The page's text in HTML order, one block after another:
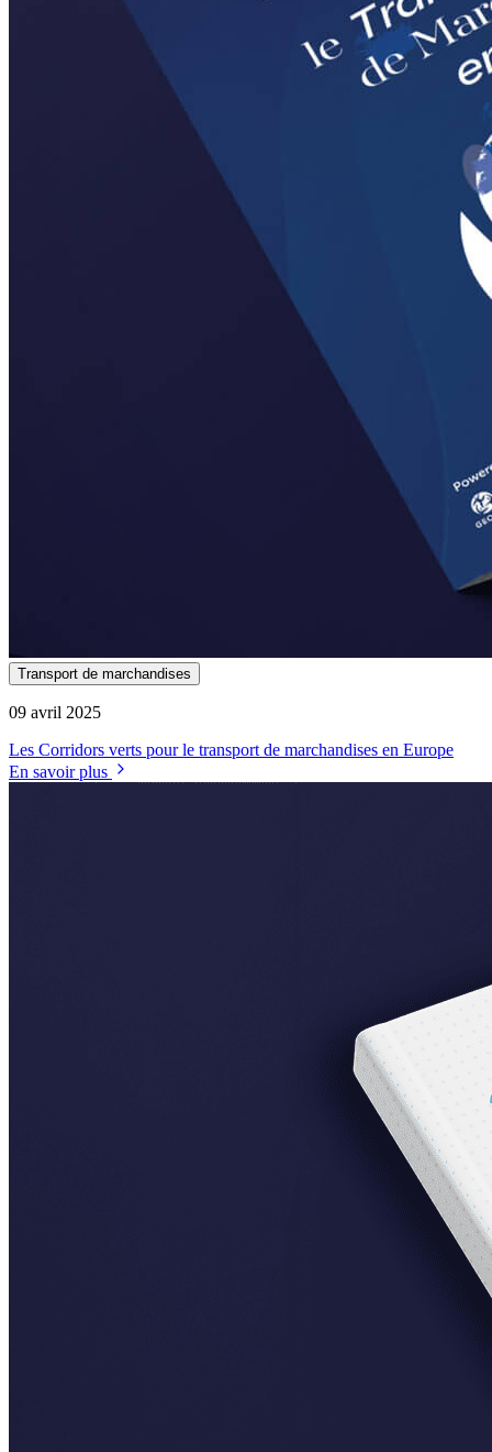
Transport de marchandises
09 avril 2025
Les Corridors verts pour le transport de marchandises en Europe
En savoir plus